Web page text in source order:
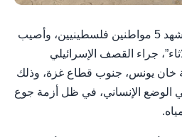
غزة في 29 أبريل/ وام/ استُشهد 5 مواطنين فلسطينيين، وأصيب
جراء القصف الإسرائيلي
خان يونس، جنوب قطاع غزة، وذلك
الوضع الإنساني، في ظل أزمة جوع